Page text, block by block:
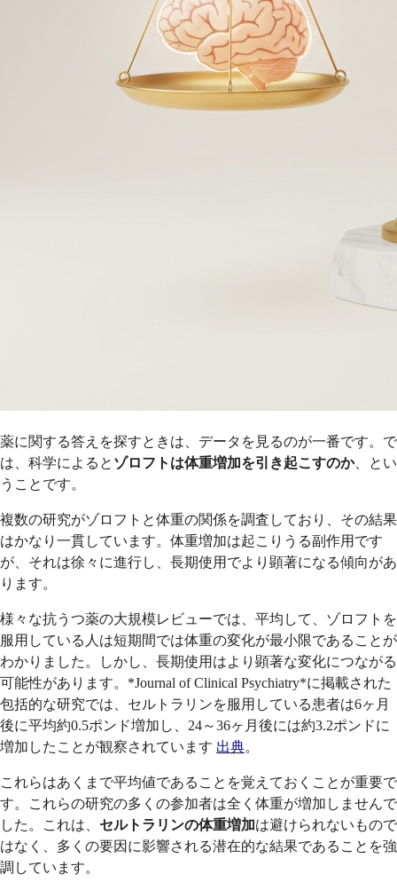
薬に関する答えを探すときは、データを見るのが一番です。で
は、科学によると ゾロフトは体重増加を引き起こすのか、とい
うことです。
複数の研究がゾロフトと体重の関係を調査しており、その結果
はかなり一貫しています。体重増加は起こりうる副作用です
が、それは徐々に進行し、長期使用でより顕著になる傾向があ
ります。
様々な抗うつ薬の大規模レビューでは、平均して、ゾロフトを
服用している人は短期間では体重の変化が最小限であることが
わかりました。しかし、長期使用はより顕著な変化につながる
可能性があります。*Journal of Clinical Psychiatry*に掲載された
包括的な研究では、セルトラリンを服用している患者は6ヶ月
後に平均約0.5ポンド増加し、24～36ヶ月後には約3.2ポンドに
増加したことが観察されています 出典。
これらはあくまで平均値であることを覚えておくことが重要で
す。これらの研究の多くの参加者は全く体重が増加しませんで
した。これは、 セルトラリンの体重増加は避けられないもので
はなく、多くの要因に影響される潜在的な結果であることを強
調しています。